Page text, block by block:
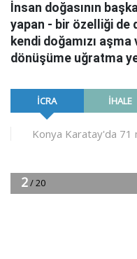
İnsan doğasının
yapan - bir özelliği de
kendi doğamızı
dönüşüme uğratma